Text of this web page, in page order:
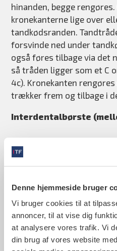
Denne hjemmeside bruger
Vi bruger cookies til at
annoncer, til at vise dig
at analysere vores trafik. Vi
din brug af vores website
hinanden, begge
kronekanterne lige over
tandkødsranden.
forsvinde ned under
også føres tilbage via det
så tråden ligger som et C
4c). Kronekanten
trækker frem og tilbage i
Interdentalbørste
flaskerenser. Fibrene er
fastholdt i en snoet,
Især metaltrådens
store tandmellemrum
typer kan monteres i et
På andre fungerer